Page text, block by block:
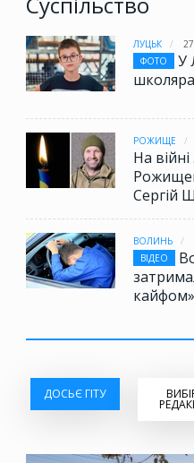
ЛУЦЬК
ФОТО
У
школяра
РОЖИЩЕ
На
Сергій
ВОЛИНЬ
ВІДЕО
кайфом»
ДОСЬЄ ГІТУ